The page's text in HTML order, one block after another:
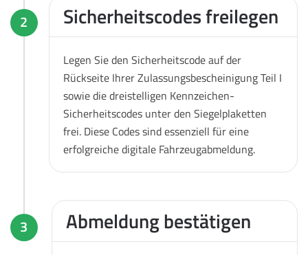
2 Sicherheitscodes freilegen
Legen Sie den Sicherheitscode auf der
Rückseite Ihrer Zulassungsbescheinigung Teil I
sowie die dreistelligen Kennzeichen-
Sicherheitscodes unter den Siegelplaketten
frei. Diese Codes sind essenziell für eine
erfolgreiche digitale Fahrzeugabmeldung.
3 Abmeldung bestätigen